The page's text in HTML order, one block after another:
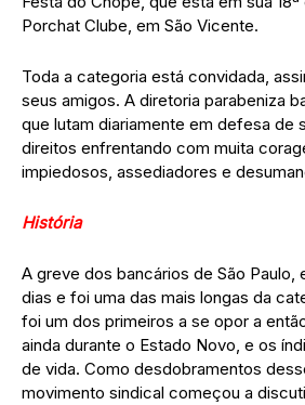
Porchat Clube, em São Vicente.
Toda a categoria está convidada,
seus amigos. A diretoria parabeniza
que lutam diariamente em defesa de
direitos enfrentando com muita
impiedosos, assediadores e
História
A greve dos bancários de São Paulo,
dias e foi uma das mais longas da
foi um dos primeiros a se opor a
ainda durante o Estado Novo, e os
de vida. Como desdobramentos
movimento sindical começou a